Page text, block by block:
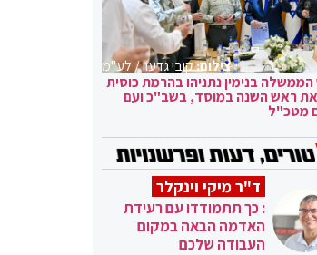
צילום:קובי גדעון / לע"מ
בנימין נתניהו בהרמת כוסית
ראש השנה במוסד, בשב"כ ועם
מטכ"ל
ד"ר מיקי וינקלר
: כך תתמודדו עם רעידת
האדמה הבאה במקום
העבודה שלכם